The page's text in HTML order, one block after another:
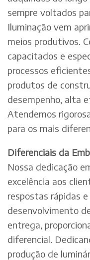
sempre voltados
Iluminação vem
meios produtivos.
capacitados e
processos
produtos de
desempenho, alta
Atendemos
para os mais
Diferenciais da
Nossa dedicação
excelência aos
respostas rápidas
desenvolvimento
entrega,
diferencial.
produção de